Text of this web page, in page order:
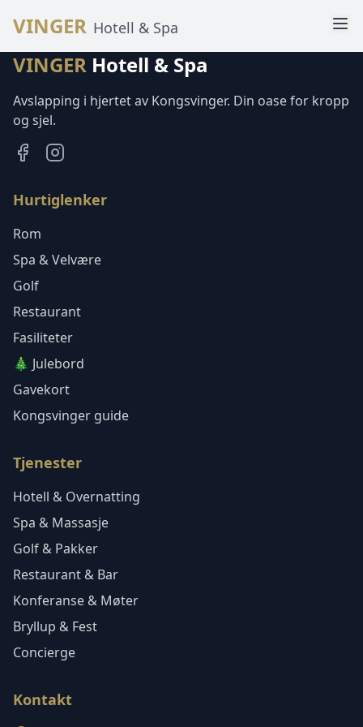
VINGER Hotell & Spa
VINGER Hotell & Spa
Avslapping i hjertet av Kongsvinger. Din oase for kropp
og sjel.
Hurtiglenker
Rom
Spa & Velvære
Golf
Restaurant
Fasiliteter
🎄 Julebord
Gavekort
Kongsvinger guide
Tjenester
Hotell & Overnatting
Spa & Massasje
Golf & Pakker
Restaurant & Bar
Konferanse & Møter
Bryllup & Fest
Concierge
Kontakt